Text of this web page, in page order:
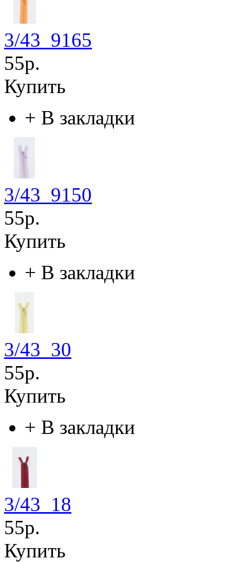
3/43_9165
55р.
Купить
+ В закладки
3/43_9150
55р.
Купить
+ В закладки
3/43_30
55р.
Купить
+ В закладки
3/43_18
55р.
Купить